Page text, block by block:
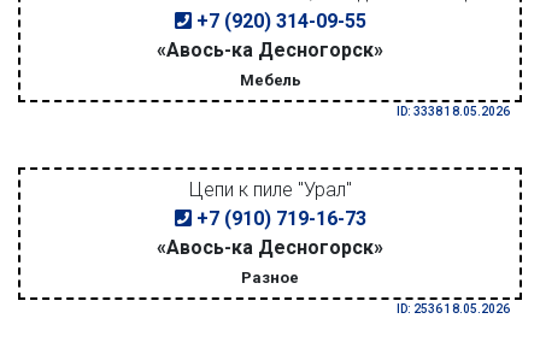
+7 (920) 314-09-55
«Авось-ка Десногорск»
Мебель
ID: 3338 18.05.2026
Цепи к пиле "Урал"
+7 (910) 719-16-73
«Авось-ка Десногорск»
Разное
ID: 2536 18.05.2026